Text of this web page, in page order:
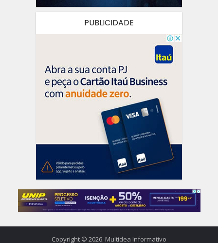
PUBLICIDADE
Copyright © 2026. Multidea Informativo